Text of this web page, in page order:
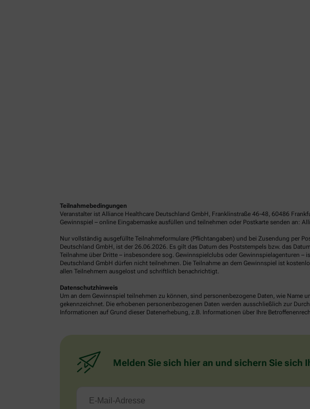
Teilnahmebedingungen
Veranstalter ist Alliance Healthcare Deutschland GmbH, Franklinstraße 46-48, 60486
Gewinnspiel – online Eingabemaske ausfüllen und teilnehmen oder Postkarte senden an:
Nur vollständig ausgefüllte Teilnahmeformulare (Pflichtangaben) und bei Zusendung per
Deutschland GmbH, ist der 26.06.2026. Es gilt das Datum des Poststempels bzw. das
Teilnahme über Dritte – insbesondere sog. Gewinnspielclubs oder Gewinnspielagenturen
Deutschland GmbH dürfen nicht teilnehmen. Die Teilnahme an dem Gewinnspiel ist
allen Teilnehmern ausgelost und schriftlich benachrichtigt.
Datenschutzhinweis
Um an dem Gewinnspiel teilnehmen zu können, sind personenbezogene Daten, wie
gekennzeichnet. Die erhobenen personenbezogenen Daten werden ausschließlich zur
Informationen auf Grund dieser Datenerhebung, z.B. Informationen über Ihre
Melden Sie sich hier an und sichern Sie sich